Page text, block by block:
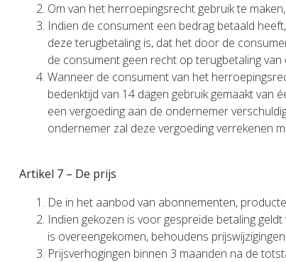
Om van het herroepingsrecht gebruik te
Indien de consument een bedrag betaald
deze terugbetaling is, dat het door de
de consument geen recht op terugbetaling van
Wanneer de consument van het
bedenktijd van 14 dagen gebruik gemaakt
een vergoeding aan de ondernemer
ondernemer zal deze vergoeding verrekenen
Artikel 7 – De prijs
De in het aanbod van abonnementen,
Indien gekozen is voor gespreide betaling
is overeengekomen, behoudens
Prijsverhogingen binnen 3 maanden na de